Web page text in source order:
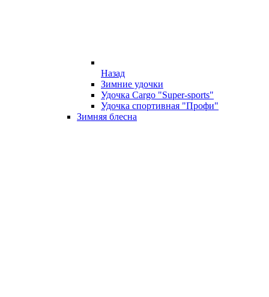
Назад
Зимние удочки
Удочка Cargo "Super-sports"
Удочка спортивная "Профи"
Зимняя блесна